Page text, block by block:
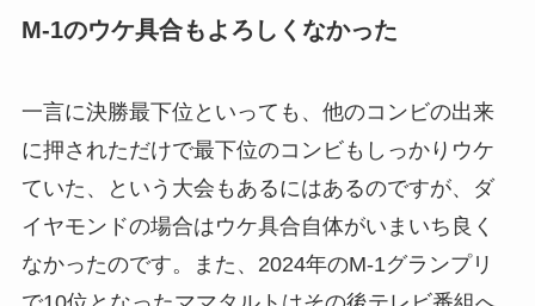
M-1のウケ具合もよろしくなかった
一言に決勝最下位といっても、他のコンビの出来
に押されただけで最下位のコンビもしっかりウケ
ていた、という大会もあるにはあるのですが、ダ
イヤモンドの場合はウケ具合自体がいまいち良く
なかったのです。また、2024年のM-1グランプリ